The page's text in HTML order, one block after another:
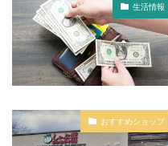
生活情報
おすすめショップ